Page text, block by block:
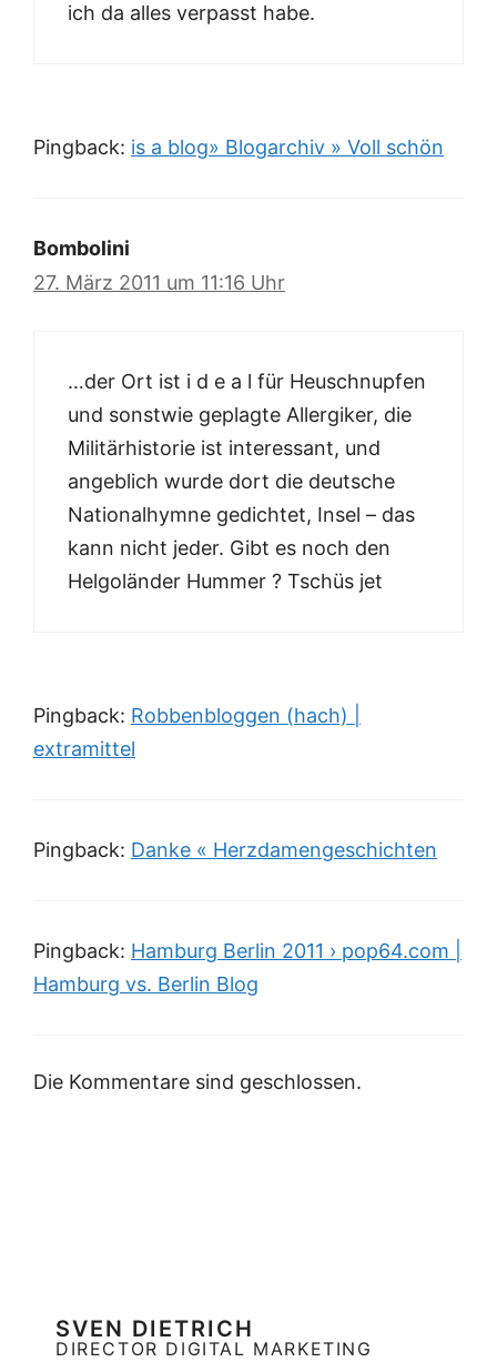
ich da alles verpasst habe.
Pingback: is a blog» Blogarchiv » Voll schön
Bombolini
27. März 2011 um 11:16 Uhr
…der Ort ist i d e a l für Heuschnupfen
und sonstwie geplagte Allergiker, die
Militärhistorie ist interessant, und
angeblich wurde dort die deutsche
Nationalhymne gedichtet, Insel – das
kann nicht jeder. Gibt es noch den
Helgoländer Hummer ? Tschüs jet
Pingback: Robbenbloggen (hach) |
extramittel
Pingback: Danke « Herzdamengeschichten
Pingback: Hamburg Berlin 2011 › pop64.com |
Hamburg vs. Berlin Blog
Die Kommentare sind geschlossen.
SVEN DIETRICH
DIRECTOR DIGITAL MARKETING